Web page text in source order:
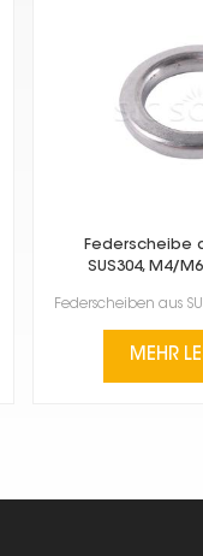
Federscheibe
SUS304, M4/
MEHR